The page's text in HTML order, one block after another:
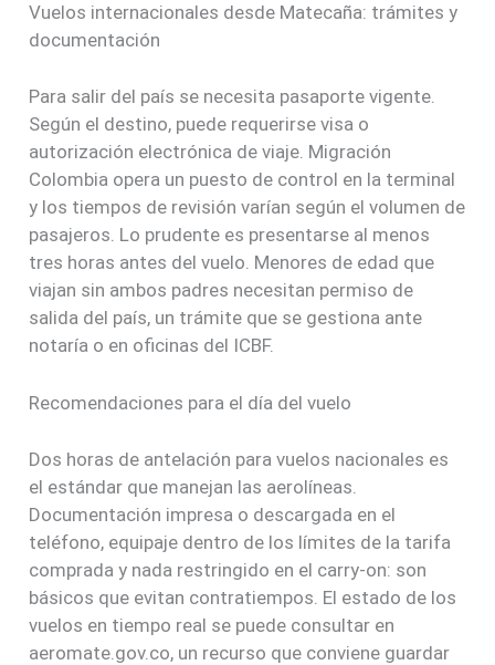
Vuelos internacionales desde Matecaña: trámites y
documentación
Para salir del país se necesita pasaporte vigente.
Según el destino, puede requerirse visa o
autorización electrónica de viaje. Migración
Colombia opera un puesto de control en la terminal
y los tiempos de revisión varían según el volumen de
pasajeros. Lo prudente es presentarse al menos
tres horas antes del vuelo. Menores de edad que
viajan sin ambos padres necesitan permiso de
salida del país, un trámite que se gestiona ante
notaría o en oficinas del ICBF.
Recomendaciones para el día del vuelo
Dos horas de antelación para vuelos nacionales es
el estándar que manejan las aerolíneas.
Documentación impresa o descargada en el
teléfono, equipaje dentro de los límites de la tarifa
comprada y nada restringido en el carry-on: son
básicos que evitan contratiempos. El estado de los
vuelos en tiempo real se puede consultar en
aeromate.gov.co, un recurso que conviene guardar